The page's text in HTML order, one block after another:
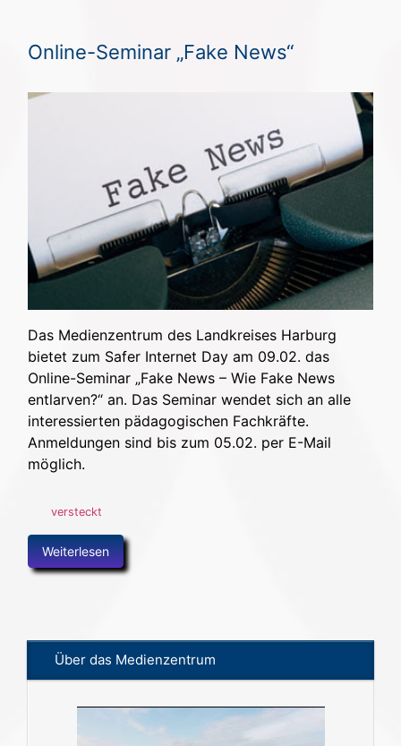
Online-Seminar „Fake News“
Das Medienzentrum des Landkreises Harburg
bietet zum Safer Internet Day am 09.02. das
Online-Seminar „Fake News – Wie Fake News
entlarven?“ an. Das Seminar wendet sich an alle
interessierten pädagogischen Fachkräfte.
Anmeldungen sind bis zum 05.02. per E-Mail
möglich.
versteckt
Weiterlesen
Über das Medienzentrum